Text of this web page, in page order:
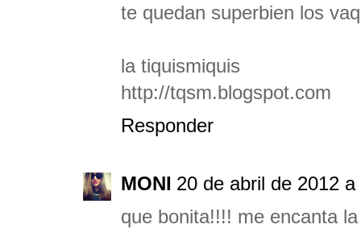
te quedan superbien los
la tiquismiquis
http://tqsm.blogspot.com
Responder
MONI 20 de abril de 2012
que bonita!!!! me encanta